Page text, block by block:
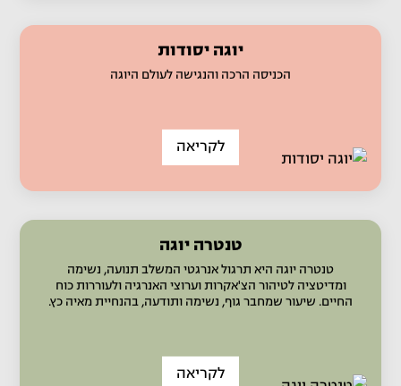
יוגה יסודות
הכניסה הרכה והנגישה לעולם היוגה
לקריאה
טנטרה יוגה
טנטרה יוגה היא תרגול אנרגטי המשלב תנועה, נשימה
ומדיטציה לטיהור הצ'אקרות וערוצי האנרגיה ולעוררות כוח
החיים. שיעור שמחבר גוף, נשימה ותודעה, בהנחיית מאיה כץ.
לקריאה